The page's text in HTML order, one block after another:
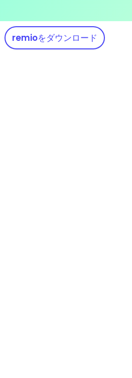
remioをダウンロード